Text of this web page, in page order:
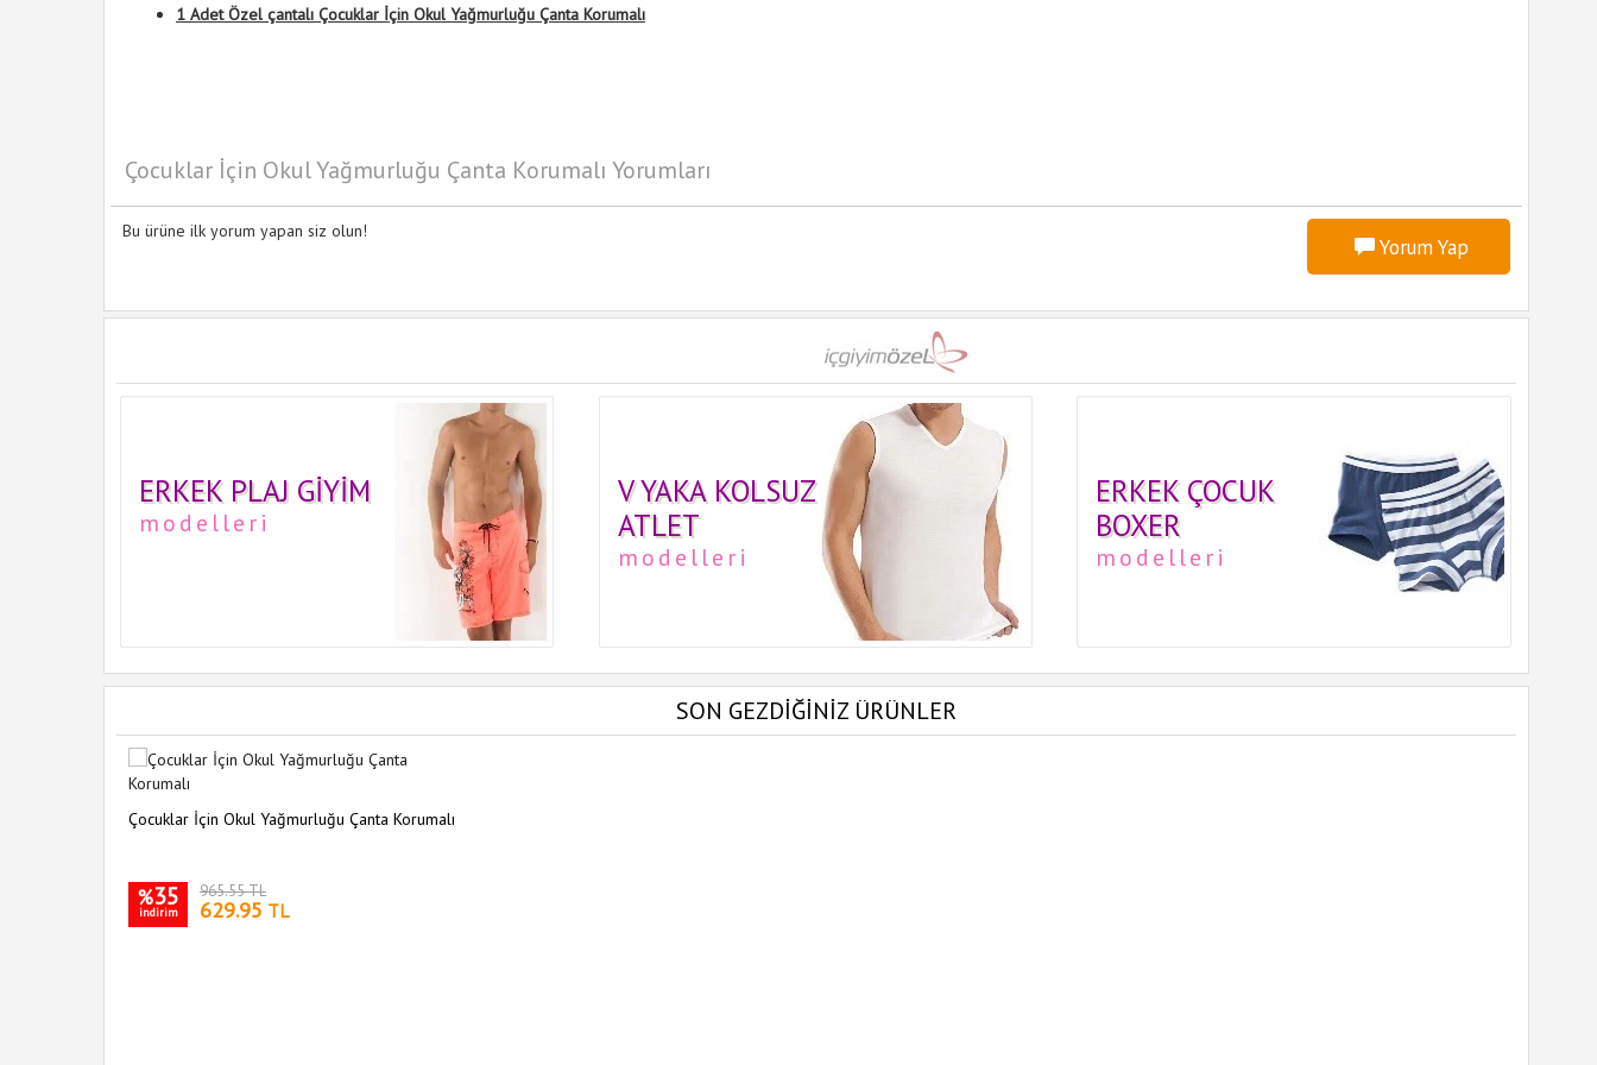
1 Adet Özel çantalı Çocuklar İçin Okul Yağmurluğu Çanta Korumalı
Çocuklar İçin Okul Yağmurluğu Çanta Korumalı Yorumları
Bu ürüne ilk yorum yapan siz olun!
Yorum Yap
ERKEK PLAJ GIYIM
modelleri
V YAKA KOLSUZ
ATLET
modelleri
ERKEK ÇOCUK
BOXER
modelleri
SON GEZDİĞİNİZ ÜRÜNLER
Çocuklar İçin Okul Yağmurluğu Çanta Korumalı
%35
indirim
965.55 TL
629.95 TL